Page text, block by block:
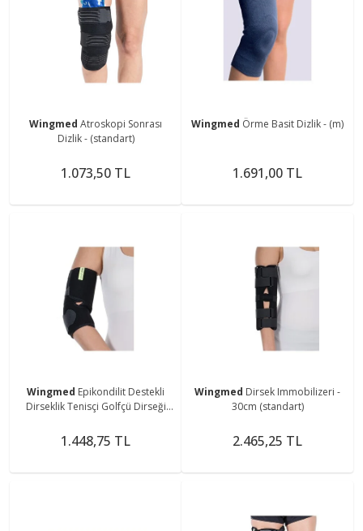
Wingmed Atroskopi Sonrası
Dizlik - (standart)
1.073,50 TL
Wingmed Örme Basit Dizlik - (m)
1.691,00 TL
Wingmed Epikondilit Destekli
Dirseklik Tenisçi Golfçü Dirseği
1.448,75 TL
Wingmed Dirsek Immobilizeri -
30cm (standart)
2.465,25 TL